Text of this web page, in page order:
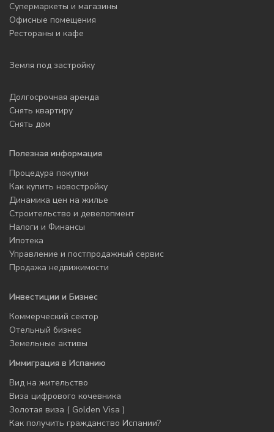
Супермаркеты и магазины
Офисные помещения
Рестораны и кафе
Земля под застройку
Долгосрочная аренда
Снять квартиру
Снять дом
Полезная информация
Процедура покупки
Как купить новостройку
Динамика цен на жилье
Строительство и девелопмент
Налоги и Финансы
Ипотека
Управление и постпродажный сервис
Продажа недвижимости
Инвестиции и Бизнес
Коммерческий сектор
Отельный бизнес
Земельные активы
Иммиграция в Испанию
Вид на жительство
Виза цифрового кочевника
Золотая виза ( Golden Visa )
Как получить гражданство Испании?